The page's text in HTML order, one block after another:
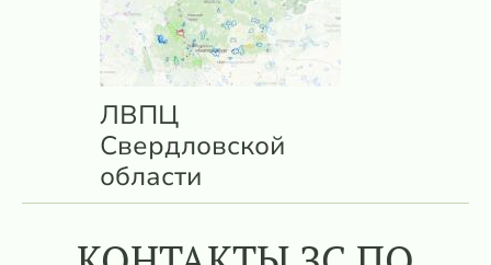
ЛВПЦ
Свердловской
области